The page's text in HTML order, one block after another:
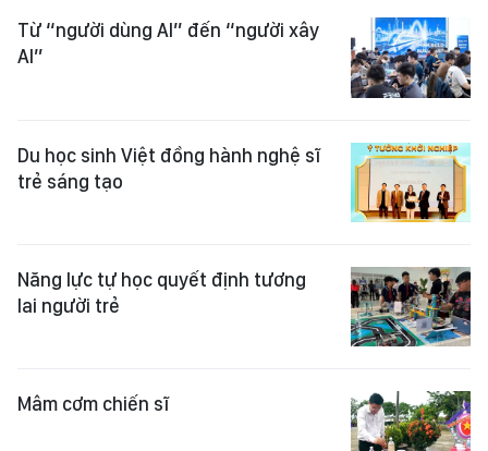
Từ “người dùng AI” đến “người xây
AI”
Du học sinh Việt đồng hành nghệ sĩ
trẻ sáng tạo
Năng lực tự học quyết định tương
lai người trẻ
Mâm cơm chiến sĩ